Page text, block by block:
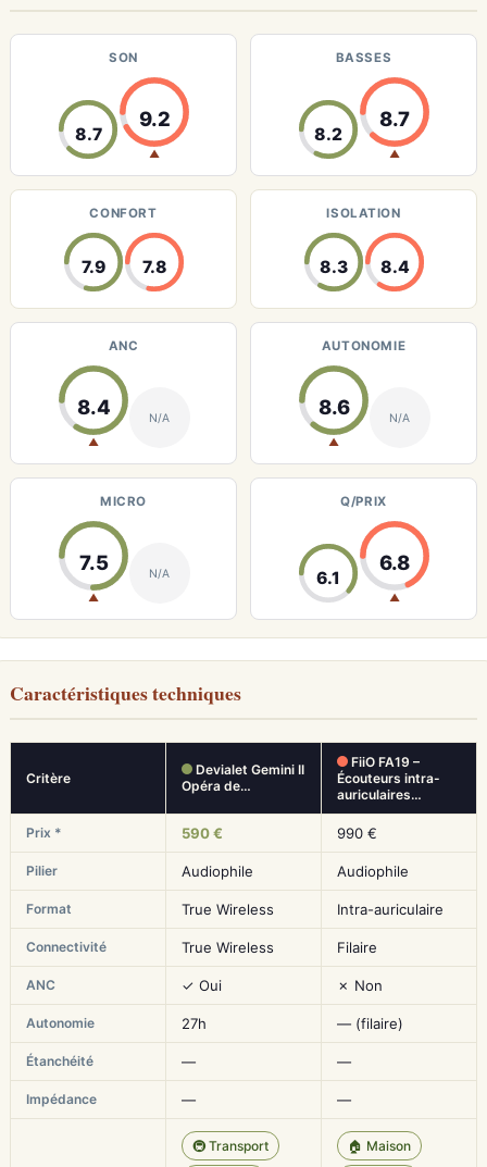
SON
8.7
9.2
▲
BASSES
8.2
8.7
▲
CONFORT
7.9 7.8
ISOLATION
8.3 8.4
ANC
8.4
▲
N/A
AUTONOMIE
8.6
▲
N/A
MICRO
7.5
▲
N/A
Q/PRIX
6.1
6.8
▲
Caractéristiques techniques
Critère
Devialet Gemini II
Opéra de…
FiiO FA19 –
Écouteurs intra-
auriculaires…
Prix * 590 € 990 €
Pilier Audiophile Audiophile
Format True Wireless Intra-auriculaire
Connectivité True Wireless Filaire
ANC ✓ Oui ✗ Non
Autonomie 27h — (filaire)
Étanchéité — —
Impédance — —
🚇 Transport 🏠 Maison